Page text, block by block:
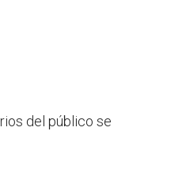
del público se